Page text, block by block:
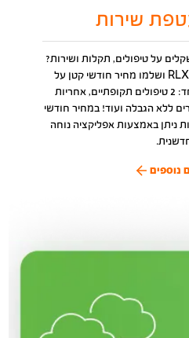
על טיפולים, תקלות ושירות?
הצטרפו עוד היום לשלמה RLX ושלמו מחיר חודשי קטן על
הוצאות רכב גדולות במיוחד: 2 טיפולים תקופתיים, אחריות
ללא הגבלה ועוד! במחיר חודשי
ניתן באמצעות אפליקציה נוחה
נוספים